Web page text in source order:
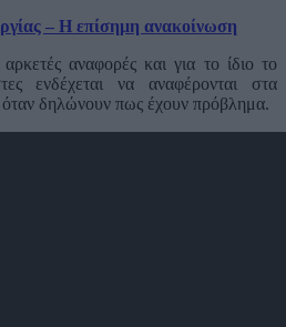
– Η επίσημη ανακοίνωση
αναφορές και για το ίδιο το
ενδέχεται να αναφέρονται στα
δηλώνουν πως έχουν πρόβλημα.